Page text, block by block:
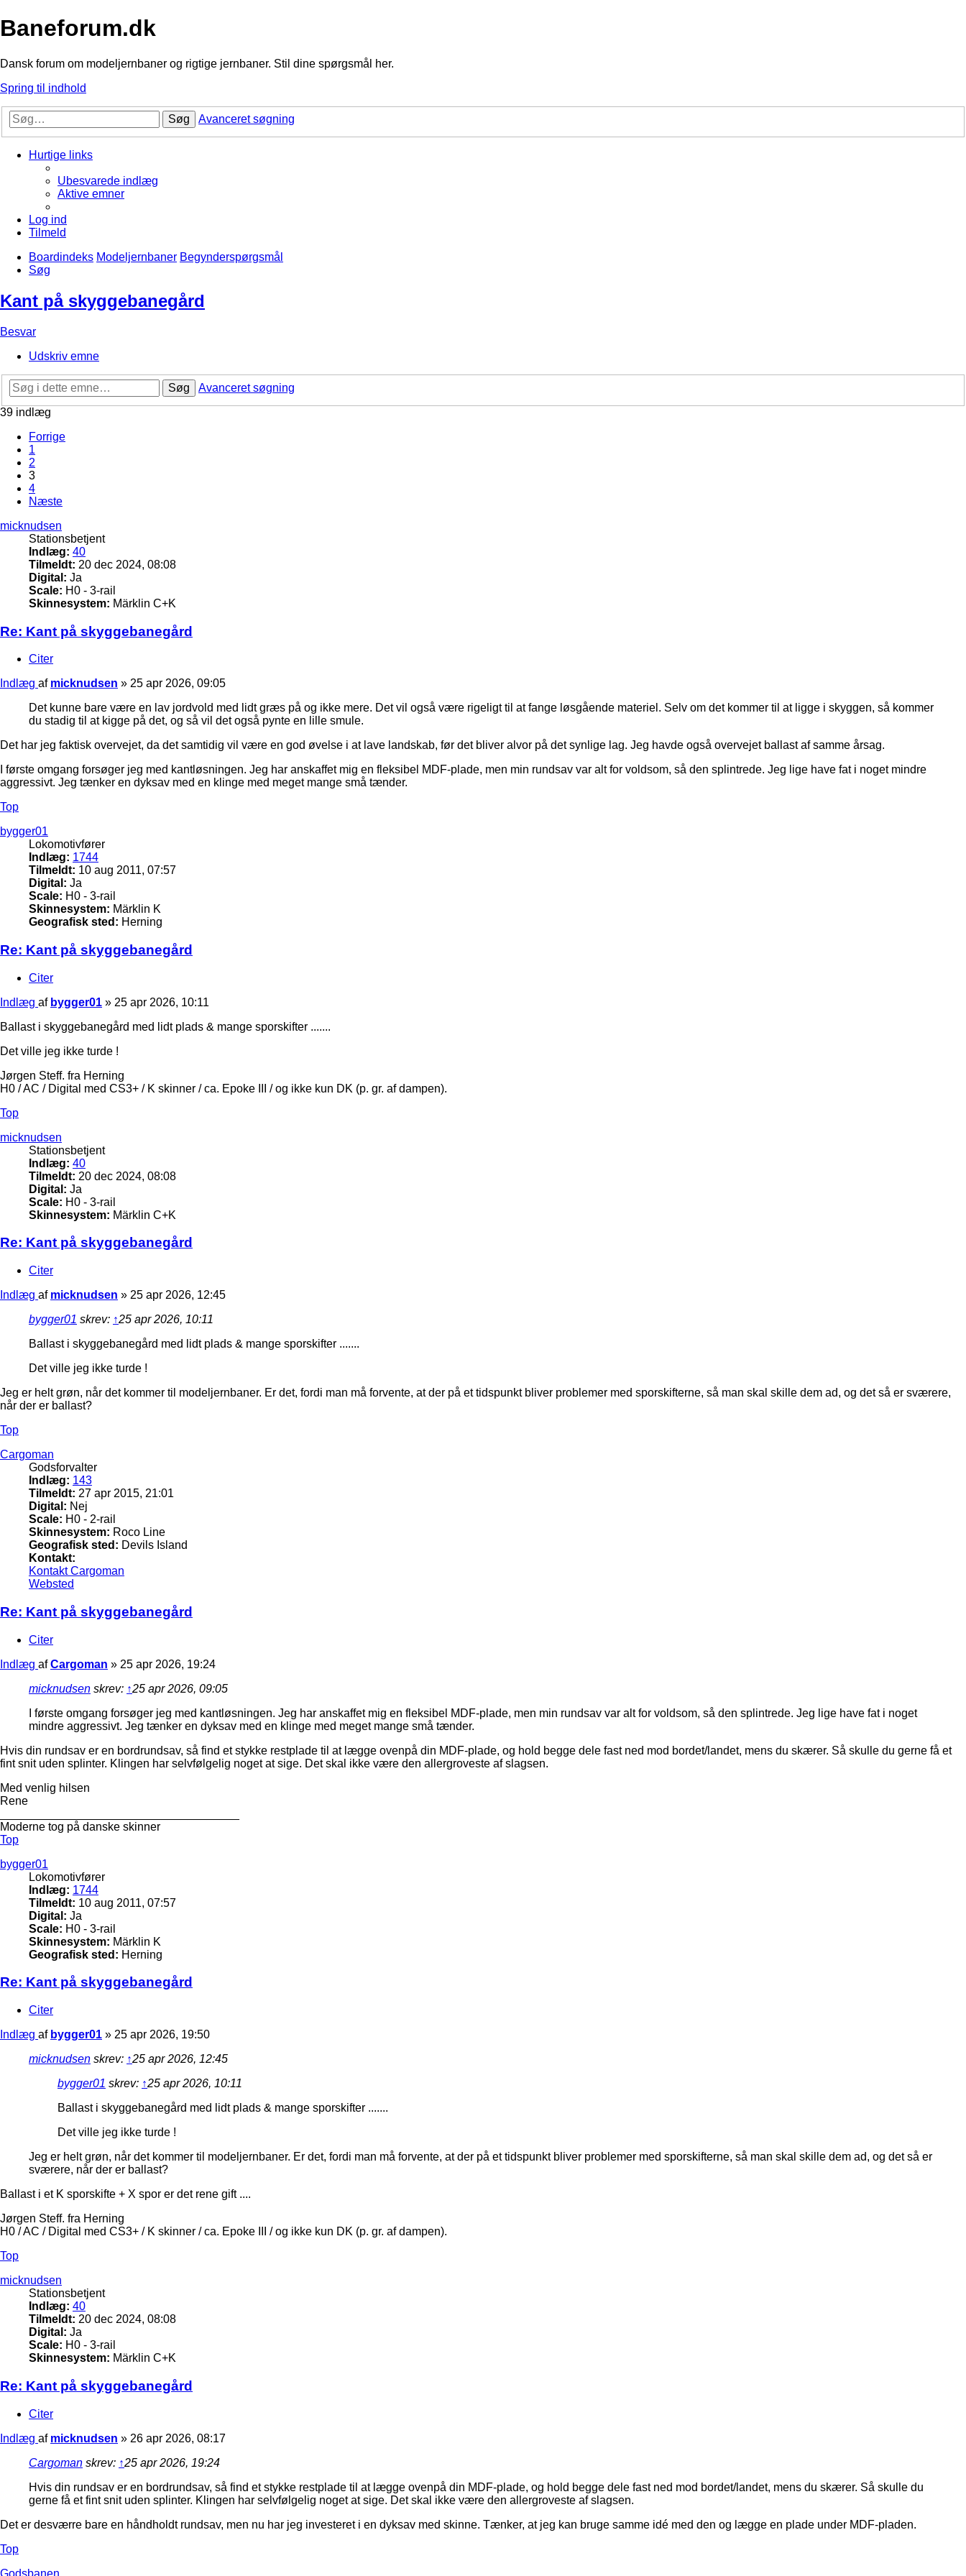
Baneforum.dk
Dansk forum om modeljernbaner og rigtige jernbaner. Stil dine spørgsmål her.
Spring til indhold
Søg Avanceret søgning
Hurtige links
Ubesvarede indlæg
Aktive emner
Log ind
Tilmeld
Boardindeks Modeljernbaner Begynderspørgsmål
Søg
Kant på skyggebanegård
Besvar
Udskriv emne
Søg
Avanceret søgning
39 indlæg
Forrige
1
2
3
4
Næste
micknudsen
Stationsbetjent
Indlæg: 40
Tilmeldt: 20 dec 2024, 08:08
Digital: Ja
Scale: H0 - 3-rail
Skinnesystem: Märklin C+K
Re: Kant på skyggebanegård
Citer
Indlæg af micknudsen » 25 apr 2026, 09:05
Det kunne bare være en lav jordvold med lidt græs på og ikke mere. Det vil også være rigeligt til at fange løsgående materiel. Selv om det kommer til at ligge i skyggen, så kommer
du stadig til at kigge på det, og så vil det også pynte en lille smule.
Det har jeg faktisk overvejet, da det samtidig vil være en god øvelse i at lave landskab, før det bliver alvor på det synlige lag. Jeg havde også overvejet ballast af samme årsag.
I første omgang forsøger jeg med kantløsningen. Jeg har anskaffet mig en fleksibel MDF-plade, men min rundsav var alt for voldsom, så den splintrede. Jeg lige have fat i noget mindre
aggressivt. Jeg tænker en dyksav med en klinge med meget mange små tænder.
Top
bygger01
Lokomotivfører
Indlæg: 1744
Tilmeldt: 10 aug 2011, 07:57
Digital: Ja
Scale: H0 - 3-rail
Skinnesystem: Märklin K
Geografisk sted: Herning
Re: Kant på skyggebanegård
Citer
Indlæg af bygger01 » 25 apr 2026, 10:11
Ballast i skyggebanegård med lidt plads & mange sporskifter .......
Det ville jeg ikke turde !
Jørgen Steff. fra Herning
H0 / AC / Digital med CS3+ / K skinner / ca. Epoke III / og ikke kun DK (p. gr. af dampen).
Top
micknudsen
Stationsbetjent
Indlæg: 40
Tilmeldt: 20 dec 2024, 08:08
Digital: Ja
Scale: H0 - 3-rail
Skinnesystem: Märklin C+K
Re: Kant på skyggebanegård
Citer
Indlæg af micknudsen » 25 apr 2026, 12:45
bygger01 skrev: ↑25 apr 2026, 10:11
Ballast i skyggebanegård med lidt plads & mange sporskifter .......
Det ville jeg ikke turde !
Jeg er helt grøn, når det kommer til modeljernbaner. Er det, fordi man må forvente, at der på et tidspunkt bliver problemer med sporskifterne, så man skal skille dem ad, og det så er sværere,
når der er ballast?
Top
Cargoman
Godsforvalter
Indlæg: 143
Tilmeldt: 27 apr 2015, 21:01
Digital: Nej
Scale: H0 - 2-rail
Skinnesystem: Roco Line
Geografisk sted: Devils Island
Kontakt:
Kontakt Cargoman
Websted
Re: Kant på skyggebanegård
Citer
Indlæg afCargoman » 25 apr 2026, 19:24
micknudsen skrev: ↑25 apr 2026, 09:05
I første omgang forsøger jeg med kantløsningen. Jeg har anskaffet mig en fleksibel MDF-plade, men min rundsav var alt for voldsom, så den splintrede. Jeg lige have fat i noget
mindre aggressivt. Jeg tænker en dyksav med en klinge med meget mange små tænder.
Hvis din rundsav er en bordrundsav, så find et stykke restplade til at lægge ovenpå din MDF-plade, og hold begge dele fast ned mod bordet/landet, mens du skærer. Så skulle du gerne få et
fint snit uden splinter. Klingen har selvfølgelig noget at sige. Det skal ikke være den allergroveste af slagsen.
Med venlig hilsen
Rene
Moderne tog på danske skinner
Top
bygger01
Lokomotivfører
Indlæg: 1744
Tilmeldt: 10 aug 2011, 07:57
Digital: Ja
Scale: H0 - 3-rail
Skinnesystem: Märklin K
Geografisk sted: Herning
Re: Kant på skyggebanegård
Citer
Indlæg af bygger01 » 25 apr 2026, 19:50
micknudsen skrev: ↑25 apr 2026, 12:45
bygger01 skrev: ↑25 apr 2026, 10:11
Ballast i skyggebanegård med lidt plads & mange sporskifter .......
Det ville jeg ikke turde !
Jeg er helt grøn, når det kommer til modeljernbaner. Er det, fordi man må forvente, at der på et tidspunkt bliver problemer med sporskifterne, så man skal skille dem ad, og det så er
sværere, når der er ballast?
Ballast i et K sporskifte + X spor er det rene gift ....
Jørgen Steff. fra Herning
H0 / AC / Digital med CS3+ / K skinner / ca. Epoke III / og ikke kun DK (p. gr. af dampen).
Top
micknudsen
Stationsbetjent
Indlæg: 40
Tilmeldt: 20 dec 2024, 08:08
Digital: Ja
Scale: H0 - 3-rail
Skinnesystem: Märklin C+K
Re: Kant på skyggebanegård
Citer
Indlæg af micknudsen » 26 apr 2026, 08:17
Cargoman skrev: ↑25 apr 2026, 19:24
Hvis din rundsav er en bordrundsav, så find et stykke restplade til at lægge ovenpå din MDF-plade, og hold begge dele fast ned mod bordet/landet, mens du skærer. Så skulle du
gerne få et fint snit uden splinter. Klingen har selvfølgelig noget at sige. Det skal ikke være den allergroveste af slagsen.
Det er desværre bare en håndholdt rundsav, men nu har jeg investeret i en dyksav med skinne. Tænker, at jeg kan bruge samme idé med den og lægge en plade under MDF-pladen.
Top
Godsbanen